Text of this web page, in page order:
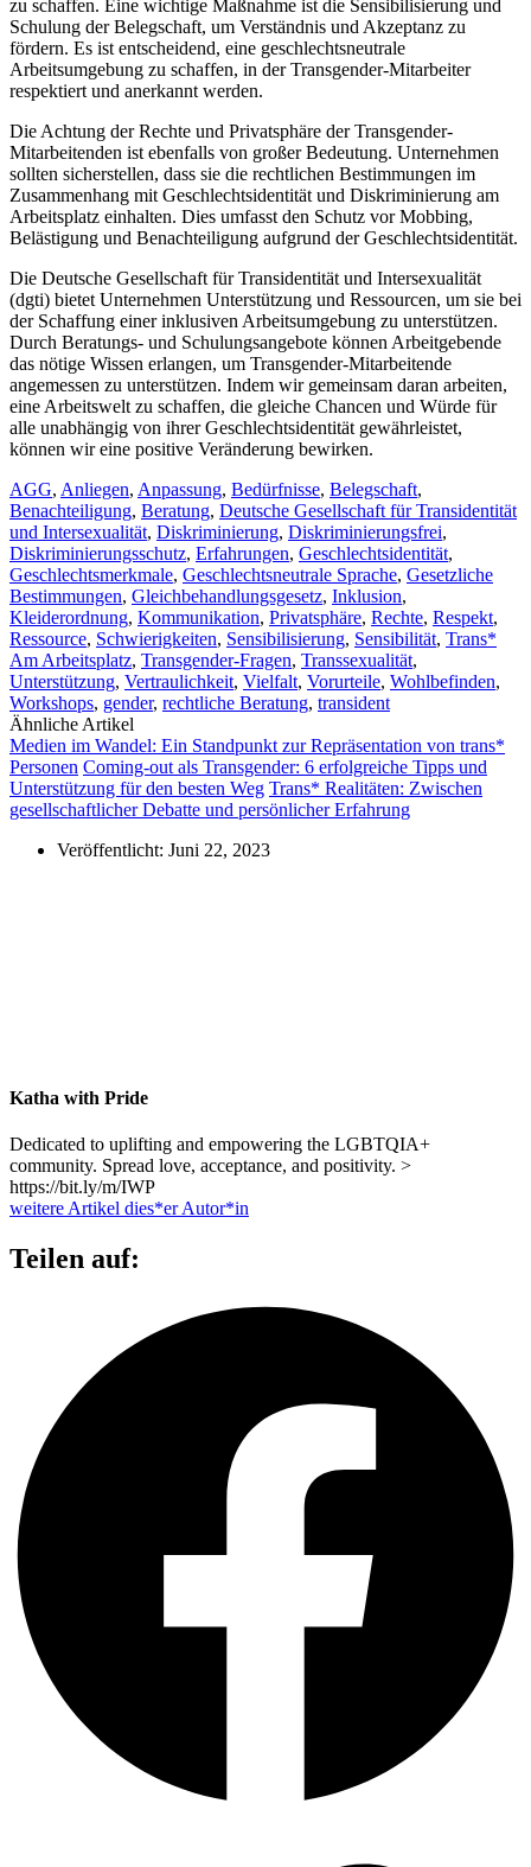
zu schaffen. Eine wichtige Maßnahme ist die Sensibilisierung und
Schulung der Belegschaft, um Verständnis und Akzeptanz zu
fördern. Es ist entscheidend, eine geschlechtsneutrale
Arbeitsumgebung zu schaffen, in der Transgender-Mitarbeiter
respektiert und anerkannt werden.
Die Achtung der Rechte und Privatsphäre der Transgender-
Mitarbeitenden ist ebenfalls von großer Bedeutung. Unternehmen
sollten sicherstellen, dass sie die rechtlichen Bestimmungen im
Zusammenhang mit Geschlechtsidentität und Diskriminierung am
Arbeitsplatz einhalten. Dies umfasst den Schutz vor Mobbing,
Belästigung und Benachteiligung aufgrund der Geschlechtsidentität.
Die Deutsche Gesellschaft für Transidentität und Intersexualität
(dgti) bietet Unternehmen Unterstützung und Ressourcen, um sie bei
der Schaffung einer inklusiven Arbeitsumgebung zu unterstützen.
Durch Beratungs- und Schulungsangebote können Arbeitgebende
das nötige Wissen erlangen, um Transgender-Mitarbeitende
angemessen zu unterstützen. Indem wir gemeinsam daran arbeiten,
eine Arbeitswelt zu schaffen, die gleiche Chancen und Würde für
alle unabhängig von ihrer Geschlechtsidentität gewährleistet,
können wir eine positive Veränderung bewirken.
AGG, Anliegen, Anpassung, Bedürfnisse, Belegschaft,
Benachteiligung, Beratung, Deutsche Gesellschaft für Transidentität
und Intersexualität, Diskriminierung, Diskriminierungsfrei,
Diskriminierungsschutz, Erfahrungen, Geschlechtsidentität,
Geschlechtsmerkmale, Geschlechtsneutrale Sprache, Gesetzliche
Bestimmungen, Gleichbehandlungsgesetz, Inklusion,
Kleiderordnung, Kommunikation, Privatsphäre, Rechte, Respekt,
Ressource, Schwierigkeiten, Sensibilisierung, Sensibilität, Trans*
Am Arbeitsplatz, Transgender-Fragen, Transsexualität,
Unterstützung, Vertraulichkeit, Vielfalt, Vorurteile, Wohlbefinden,
Workshops, gender, rechtliche Beratung, transident
Ähnliche Artikel
Medien im Wandel: Ein Standpunkt zur Repräsentation von trans*
Personen Coming-out als Transgender: 6 erfolgreiche Tipps und
Unterstützung für den besten Weg Trans* Realitäten: Zwischen
gesellschaftlicher Debatte und persönlicher Erfahrung
Veröffentlicht: Juni 22, 2023
Katha with Pride
Dedicated to uplifting and empowering the LGBTQIA+
community. Spread love, acceptance, and positivity. >
https://bit.ly/m/IWP
weitere Artikel dies*er Autor*in
Teilen auf: